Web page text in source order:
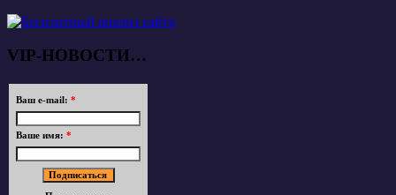
VIP-НОВОСТИ…
Ваш e-mail: *
Ваше имя: *